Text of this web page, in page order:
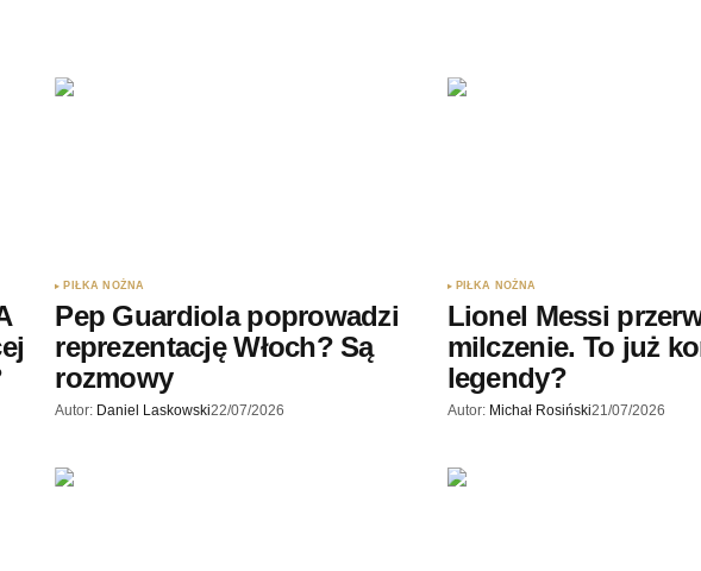
PIŁKA NOŻNA
Pep Guardiola poprowadzi
reprezentację Włoch? Są
rozmowy
Autor: Daniel Laskowski22/07/2026
PIŁKA NOŻNA
Lionel Messi
milczenie. To już
legendy?
Autor: Michał Rosiński21/07/2026